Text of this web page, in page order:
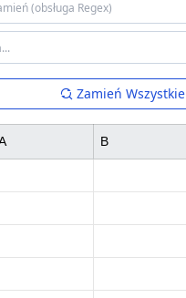
Zamień Wszystkie
B